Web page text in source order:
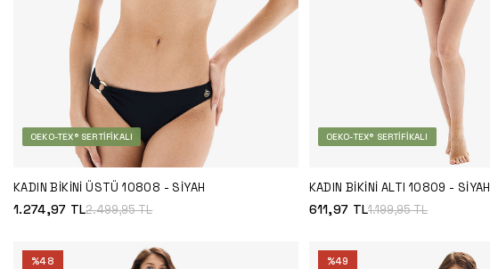
OEKO-TEX® SERTIFIKALI
KADIN BIKINI ÜSTÜ 10808 - SIYAH
1.274,97 TL2.499,95TL
OEKO-TEX® SERTIFIKALI
KADIN BIKINI ALTI 10809 - SIYAH
611,97 TL1.199,95TL
%48 %49